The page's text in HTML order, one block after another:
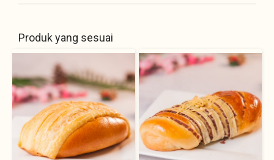
Produk yang sesuai